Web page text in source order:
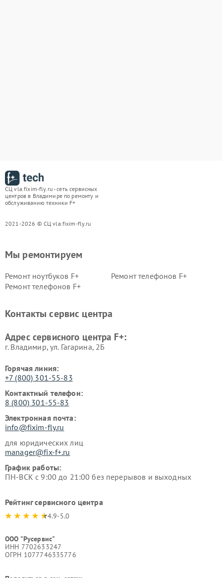
СЦ vla.fixim-fly.ru - сеть сервисных
центров в Владимире по ремонту и
обслуживанию техники F+
2021-2026 © СЦ vla.fixim-fly.ru
Мы ремонтируем
Ремонт ноутбуков F+
Ремонт телефонов F+
Ремонт телефонов F+
Контакты сервис центра
Адрес сервисного центра F+:
г. Владимир, ул. Гагарина, 2Б
Горячая линия:
+7 (800) 301-55-83
Контактный телефон:
8 (800) 301-55-83
Электронная почта:
info@fixim-fly.ru
для юридических лиц
manager@fix-f+.ru
График работы:
ПН-ВСК с 9:00 до 21:00 без перерывов и выходных
Рейтинг сервисного центра
4.9-5.0
ООО "Русервис"
ИНН 7702633247
ОГРН 1077746335776